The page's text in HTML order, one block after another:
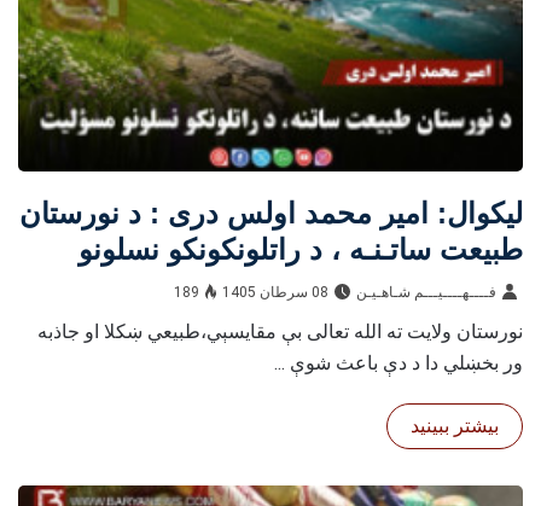
لیکوال: امير محمد اولس دری : د نورستان
طبیعت ساتـنـه ، د راتلونکونکو نسلونو
مسولیت
فــــهــــيـــم شـاهـیـن‎‎ 08 سرطان 1405 189
نورستان ولايت ته الله تعالی بې مقايسېي،طبيعي ښکلا او جاذبه
ور بخښلي دا د دې باعث شوې ...
بیشتر ببینید